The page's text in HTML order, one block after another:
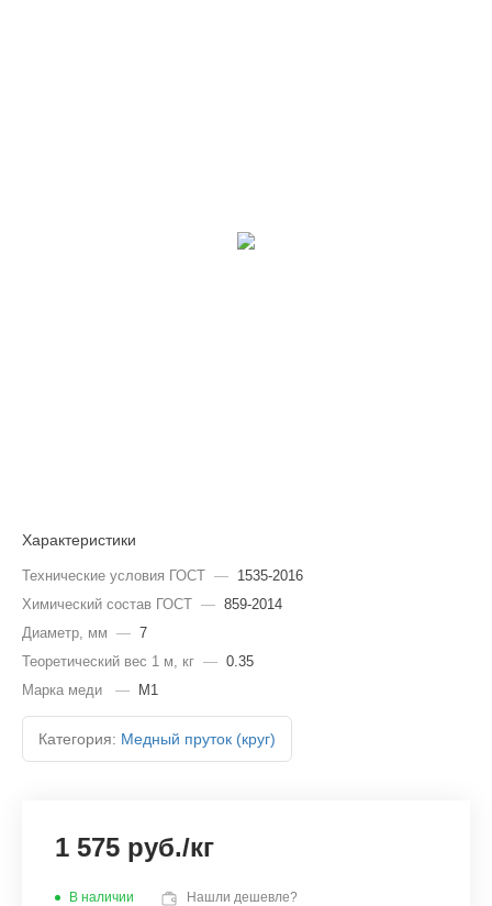
Характеристики
Технические условия ГОСТ — 1535-2016
Химический состав ГОСТ — 859-2014
Диаметр, мм — 7
Теоретический вес 1 м, кг — 0.35
Марка меди
— М1
Категория: Медный пруток (круг)
1 575 руб./кг
В наличии Нашли дешевле?